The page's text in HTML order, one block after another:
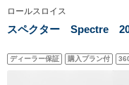
ロールスロイス
スペクター Spectre
ディーラー保証 購入プラン付